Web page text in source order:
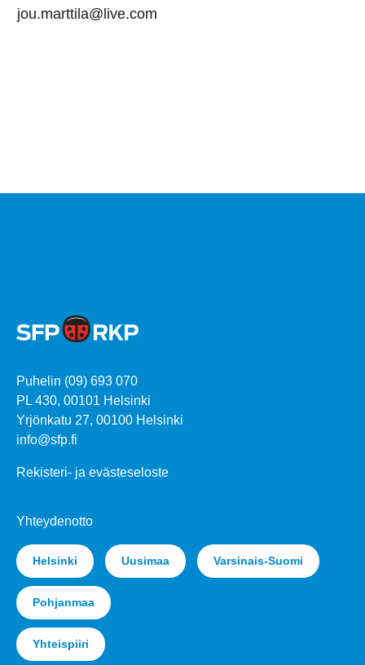
jou.marttila@live.com
Puhelin (09) 693 070
PL 430, 00101 Helsinki
Yrjönkatu 27, 00100 Helsinki
info@sfp.fi
Rekisteri- ja evästeseloste
Yhteydenotto
Helsinki Uusimaa Varsinais-Suomi
Pohjanmaa
Yhteispiiri